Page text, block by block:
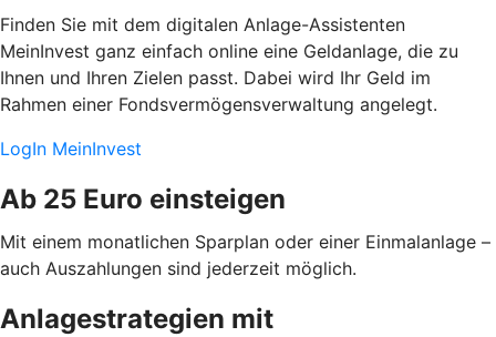
Finden Sie mit dem digitalen Anlage-Assistenten
MeinInvest ganz einfach online eine Geldanlage, die zu
Ihnen und Ihren Zielen passt. Dabei wird Ihr Geld im
Rahmen einer Fondsvermögensverwaltung angelegt.
LogIn MeinInvest
Ab 25 Euro einsteigen
Mit einem monatlichen Sparplan oder einer Einmalanlage –
auch Auszahlungen sind jederzeit möglich.
Anlagestrategien mit